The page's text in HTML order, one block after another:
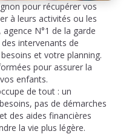
pour récupérer vos
à leurs activités ou les
N°1 de la garde
intervenants de
et votre planning.
pour assurer la
enfants.
de tout : un
pas de démarches
des aides financières
la vie plus légère.